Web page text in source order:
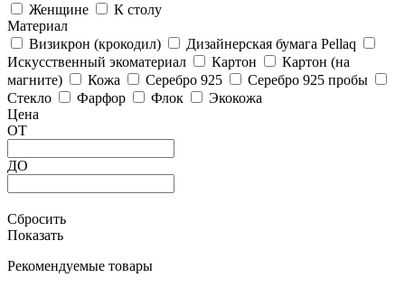
Женщине
К столу
Материал
Визикрон (крокодил)
Дизайнерская бумага Pellaq
Искусственный экоматериал
Картон
Картон (на
магните)
Кожа Серебро 925
Серебро 925 пробы
Стекло
Фарфор Флок
Экокожа
Цена
ОТ
ДО
Сбросить
Показать
Рекомендуемые товары